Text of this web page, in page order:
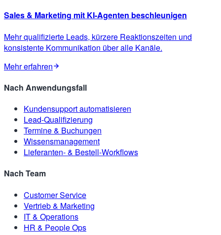
Sales & Marketing mit KI-Agenten beschleunigen
Mehr qualifizierte Leads, kürzere Reaktionszeiten und
konsistente Kommunikation über alle Kanäle.
Mehr erfahren
Nach Anwendungsfall
Kundensupport automatisieren
Lead-Qualifizierung
Termine & Buchungen
Wissensmanagement
Lieferanten- & Bestell-Workflows
Nach Team
Customer Service
Vertrieb & Marketing
IT & Operations
HR & People Ops